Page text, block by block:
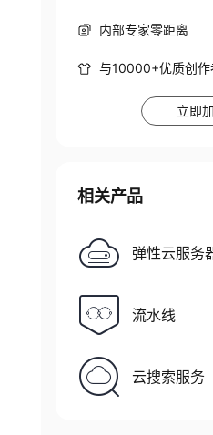
址 等信息
内部专家零距离
与10000+优质创作
立即
相关产品
弹性云服务
流水线
云搜索服务